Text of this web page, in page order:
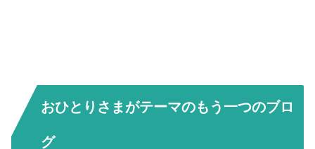
おひとりさまがテーマのもう一つのブロ
グ